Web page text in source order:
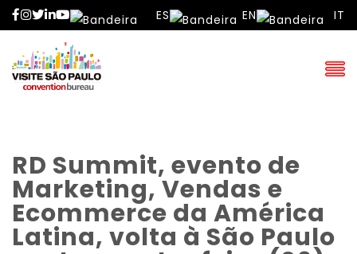
Facebook
Instagram
Twitter
LinkedIn
YouTube ES EN IT
RD Summit, evento de
Marketing, Vendas e
Ecommerce da América
Latina, volta à São Paulo